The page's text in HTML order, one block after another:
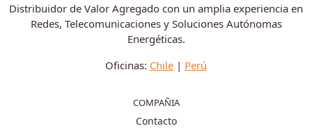
Distribuidor de Valor Agregado con un amplia experiencia en
Redes, Telecomunicaciones y Soluciones Autónomas
Energéticas.
Oficinas: Chile | Perú
COMPAÑIA
Contacto